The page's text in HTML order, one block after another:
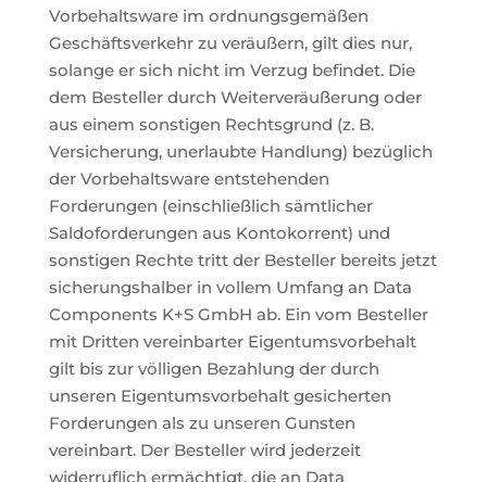
Vorbehaltsware im ordnungsgemäßen
Geschäftsverkehr zu veräußern, gilt dies nur,
solange er sich nicht im Verzug befindet. Die
dem Besteller durch Weiterveräußerung oder
aus einem sonstigen Rechtsgrund (z. B.
Versicherung, unerlaubte Handlung) bezüglich
der Vorbehaltsware entstehenden
Forderungen (einschließlich sämtlicher
Saldoforderungen aus Kontokorrent) und
sonstigen Rechte tritt der Besteller bereits jetzt
sicherungshalber in vollem Umfang an Data
Components K+S GmbH ab. Ein vom Besteller
mit Dritten vereinbarter Eigentumsvorbehalt
gilt bis zur völligen Bezahlung der durch
unseren Eigentumsvorbehalt gesicherten
Forderungen als zu unseren Gunsten
vereinbart. Der Besteller wird jederzeit
widerruflich ermächtigt, die an Data